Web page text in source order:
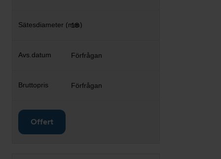
18
Förfrågan
Förfrågan
Offert